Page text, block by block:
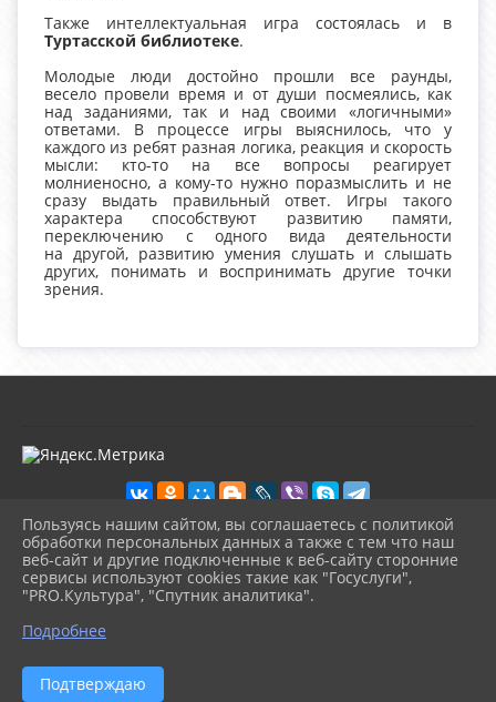
Также интеллектуальная игра состоялась и в
Туртасской библиотеке.
Молодые люди достойно прошли все раунды,
весело провели время и от души посмеялись, как
над заданиями, так и над своими «логичными»
ответами. В процессе игры выяснилось, что у
каждого из ребят разная логика, реакция и скорость
мысли: кто-то на все вопросы реагирует
молниеносно, а кому-то нужно поразмыслить и не
сразу выдать правильный ответ. Игры такого
характера способствуют развитию памяти,
переключению с одного вида деятельности
на другой, развитию умения слушать и слышать
других, понимать и воспринимать другие точки
зрения.
2026 г. kultura-uvat.ru
Вход
Карта сайта
Политика обработки персональных данных
Сделано на KubCMS
Разработка и поддержка
Пользуясь нашим сайтом, вы соглашаетесь с политикой
обработки персональных данных а также с тем что наш
веб-сайт и другие подключенные к веб-сайту сторонние
сервисы используют cookies такие как "Госуслуги",
"PRO.Культура", "Спутник аналитика".
Подробнее
Подтверждаю